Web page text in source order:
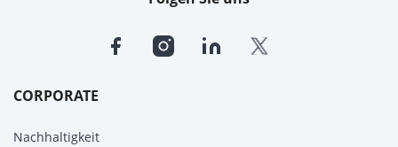
CORPORATE
Nachhaltigkeit